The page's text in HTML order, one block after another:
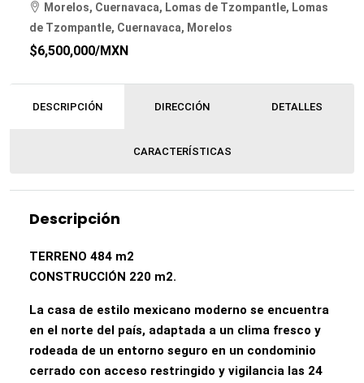
Morelos, Cuernavaca, Lomas de Tzompantle, Lomas
de Tzompantle, Cuernavaca, Morelos
$6,500,000/MXN
DESCRIPCIÓN DIRECCIÓN DETALLES
CARACTERÍSTICAS
Descripción
TERRENO 484 m2
CONSTRUCCIÓN 220 m2.
La casa de estilo mexicano moderno se encuentra
en el norte del país, adaptada a un clima fresco y
rodeada de un entorno seguro en un condominio
cerrado con acceso restringido y vigilancia las 24